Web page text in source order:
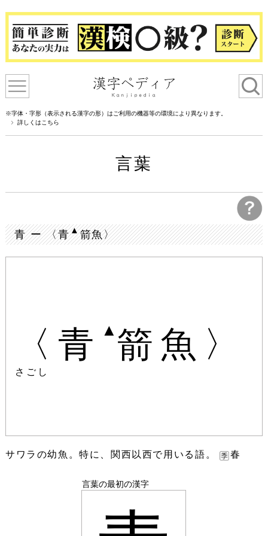
※字体・字形（表示される漢字の形）はご利用の機器等の環境により異なります。
詳しくはこちら
言葉
青 ー 〈青▲箭魚〉
〈青 ▲ 箭魚〉
さごし
サワラの幼魚。特に、関西以西で用いる語。 春
言葉の最初の漢字